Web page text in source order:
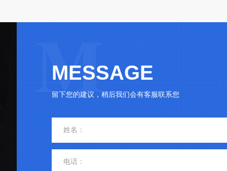
MESSAGE
留下您的建议，稍后我们会有客服联系您